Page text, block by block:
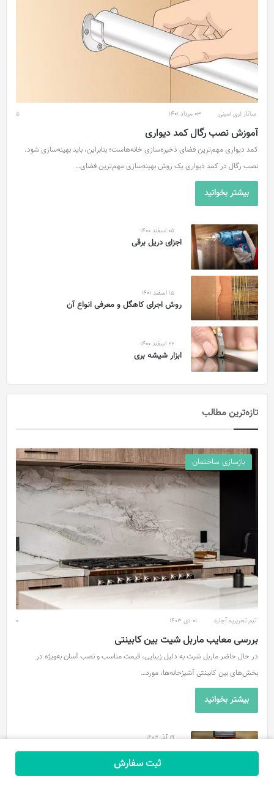
ثبت سفارش
ساناز لری امینی 03 مرداد 1401 5
آموزش نصب رگال کمد دیواری
کمد دیواری مهم‌ترین فضای ذخیره‌سازی خانه‌هاست؛ بنابراین، باید بهینه‌سازی شود.
نصب رگال در کمد دیواری یک روش بهینه‌سازی مهم‌ترین فضای…
بیشتر بخوانید
05 اسفند 1400
اجزای دریل برقی
15 اسفند 1401
روش اجرای کاهگل و معرفی انواع آن
22 اسفند 1400
ابزار شیشه بری
تازه‌ترین مطالب
بازسازی ساختمان
تیم تحریریه آچاره 01 دی 1403 0
بررسی معایب ماربل شیت بین کابینتی
در حال حاضر ماربل شیت به دلیل زیبایی، قیمت مناسب و نصب آسان به‌ویژه در
بخش‌های بین کابینتی آشپزخانه‌ها، مورد…
بیشتر بخوانید
19 آذر 1403
روغن الیف چیست و چه کاربردی دارد؟